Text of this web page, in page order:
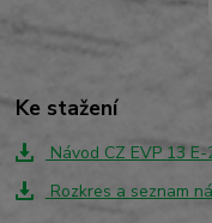
Ke stažení
Návod CZ EVP 13 E-
Rozkres a seznam